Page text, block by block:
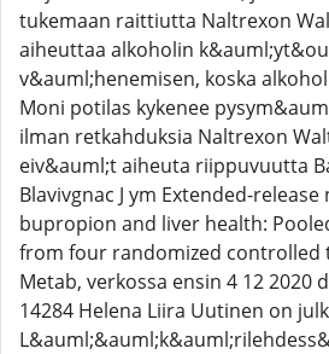
tukemaan raittiutta Naltrexon
aiheuttaa alkoholin
v&auml;henemisen, koska
Moni potilas kykenee
ilman retkahduksia Naltrexon
eiv&auml;t aiheuta riippuvuutta
Blavivgnac J ym Extended-
bupropion and liver health:
from four randomized controlled
Metab, verkossa ensin 4 12 2020
14284 Helena Liira Uutinen on